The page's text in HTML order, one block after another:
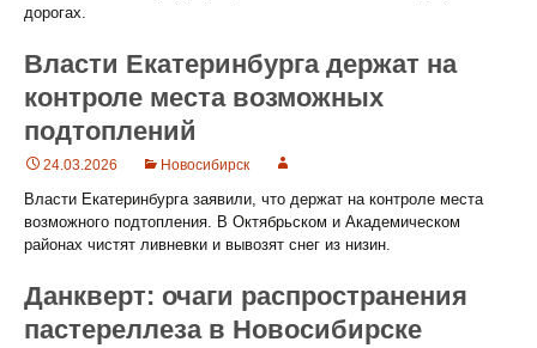
дорогах.
Власти Екатеринбурга держат на
контроле места возможных
подтоплений
24.03.2026 Новосибирск
Власти Екатеринбурга заявили, что держат на контроле места
возможного подтопления. В Октябрьском и Академическом
районах чистят ливневки и вывозят снег из низин.
Данкверт: очаги распространения
пастереллеза в Новосибирске